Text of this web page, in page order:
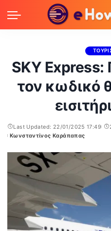
SKY
τον κωδικό
Last Updated: 22/01/2025 17:49
Posted
Κωνσταντίνος Καράπαπας